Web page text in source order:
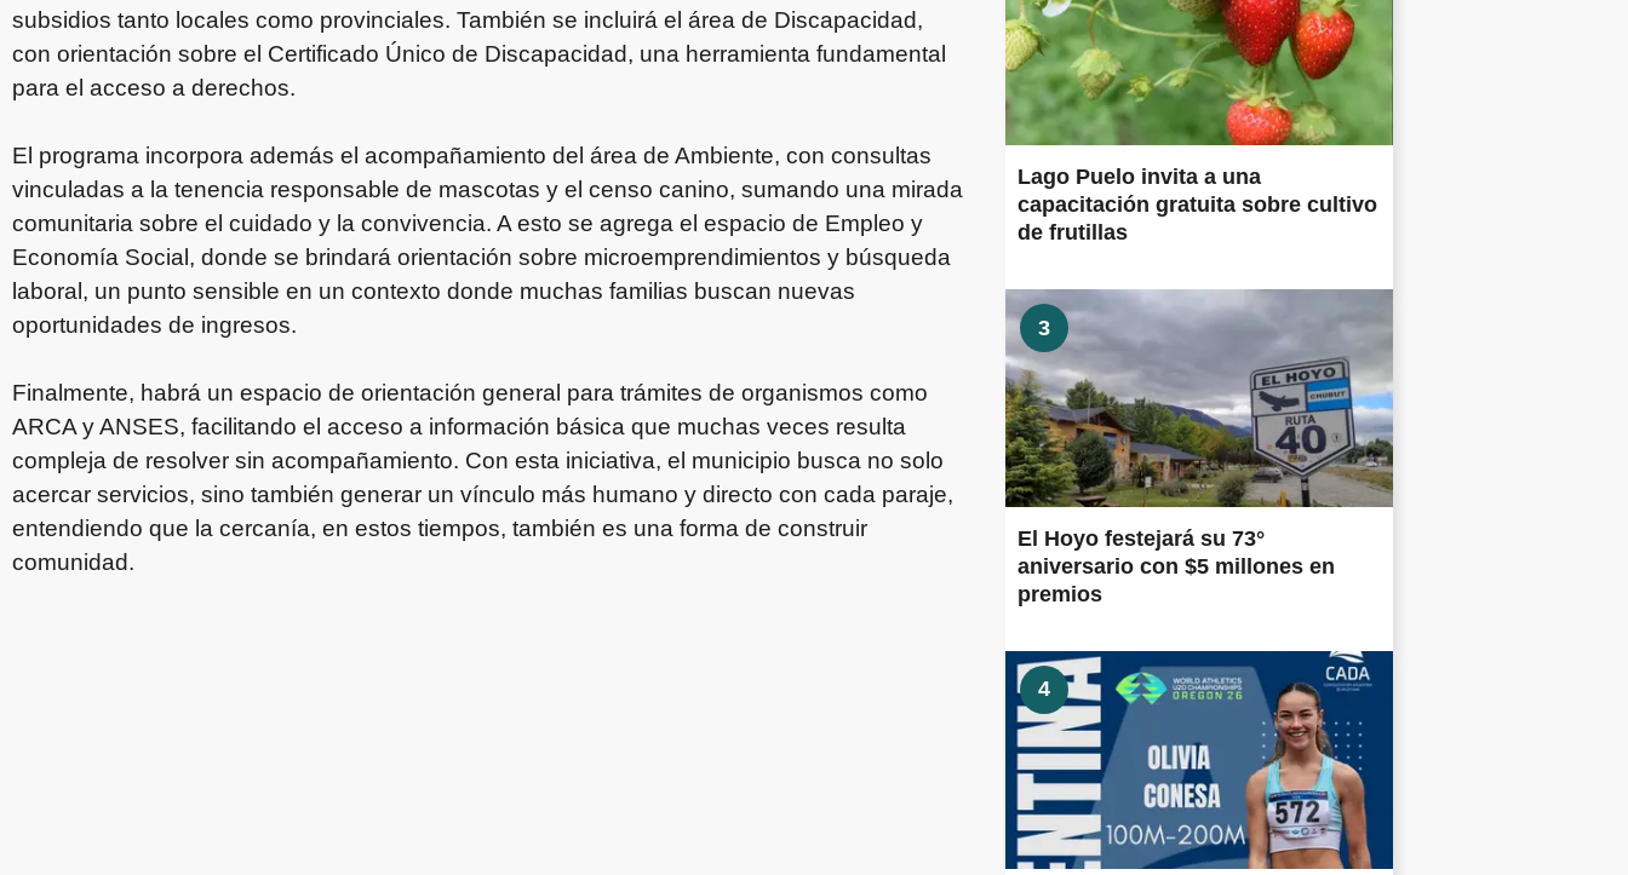
subsidios tanto locales como provinciales. También se incluirá el área de Discapacidad,
con orientación sobre el Certificado Único de Discapacidad, una herramienta fundamental
para el acceso a derechos.
El programa incorpora además el acompañamiento del área de Ambiente, con consultas
vinculadas a la tenencia responsable de mascotas y el censo canino, sumando una mirada
comunitaria sobre el cuidado y la convivencia. A esto se agrega el espacio de Empleo y
Economía Social, donde se brindará orientación sobre microemprendimientos y búsqueda
laboral, un punto sensible en un contexto donde muchas familias buscan nuevas
oportunidades de ingresos.
Finalmente, habrá un espacio de orientación general para trámites de organismos como
ARCA y ANSES, facilitando el acceso a información básica que muchas veces resulta
compleja de resolver sin acompañamiento. Con esta iniciativa, el municipio busca no solo
acercar servicios, sino también generar un vínculo más humano y directo con cada paraje,
entendiendo que la cercanía, en estos tiempos, también es una forma de construir
comunidad.
Lago Puelo invita a una
capacitación gratuita sobre cultivo
de frutillas
3
El Hoyo festejará su 73°
aniversario con $5 millones en
premios
4